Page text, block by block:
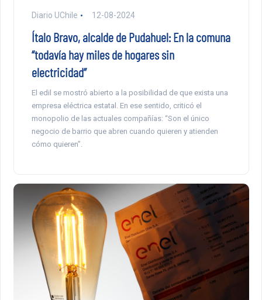
Diario UChile 12-08-2024
Ítalo Bravo, alcalde de Pudahuel: En la comuna
“todavía hay miles de hogares sin
electricidad”
El edil se mostró abierto a la posibilidad de que exista una
empresa eléctrica estatal. En ese sentido, criticó el
monopolio de las actuales compañías: “Son el único
negocio de barrio que abren cuando quieren y atienden
cómo quieren”.